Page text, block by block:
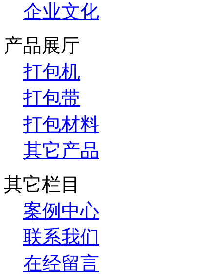
企业文化
产品展厅
打包机
打包带
打包材料
其它产品
其它栏目
案例中心
联系我们
在经留言